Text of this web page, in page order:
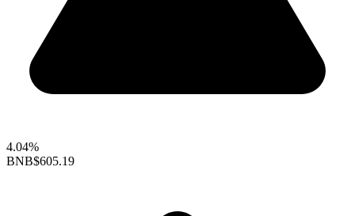
4.04%
BNB$605.19